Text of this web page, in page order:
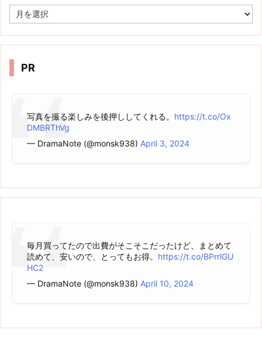
ー
イ
PR
写真を撮る楽しみを後押ししてくれる。 https://t.co/Ox
DMBRThVg
— DramaNote (@monsk938) April 3, 2024
毎月買ってたので出費がそこそこだったけど、まとめて
読めて、安いので、とってもお得。 https://t.co/BPrrlGU
HC2
— DramaNote (@monsk938) April 10, 2024